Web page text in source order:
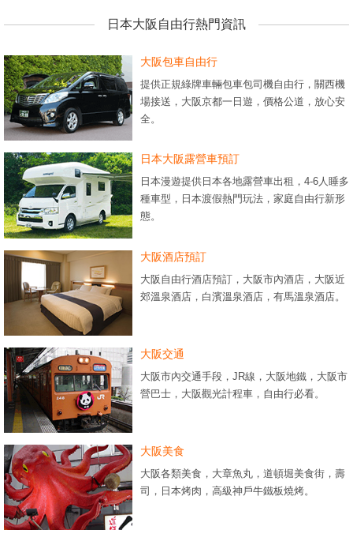
日本大阪自由行熱門資訊
大阪包車自由行
提供正規綠牌車輛包車包司機自由行，關西機
場接送，大阪京都一日遊，價格公道，放心安
全。
日本大阪露營車預訂
日本漫遊提供日本各地露營車出租，4-6人睡多
種車型，日本渡假熱門玩法，家庭自由行新形
態。
大阪酒店預訂
大阪自由行酒店預訂，大阪市內酒店，大阪近
郊溫泉酒店，白濱溫泉酒店，有馬溫泉酒店。
大阪交通
大阪市內交通手段，JR線，大阪地鐵，大阪市
營巴士，大阪觀光計程車，自由行必看。
大阪美食
大阪各類美食，大章魚丸，道頓堀美食街，壽
司，日本烤肉，高級神戶牛鐵板燒烤。